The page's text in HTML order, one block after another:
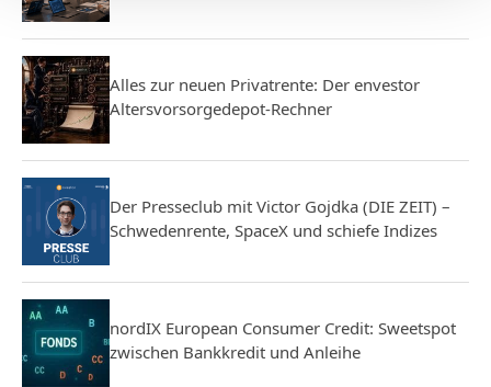
Alles zur neuen Privatrente: Der envestor
Altersvorsorgedepot-Rechner
Der Presseclub mit Victor Gojdka (DIE ZEIT) –
Schwedenrente, SpaceX und schiefe Indizes
nordIX European Consumer Credit: Sweetspot
zwischen Bankkredit und Anleihe